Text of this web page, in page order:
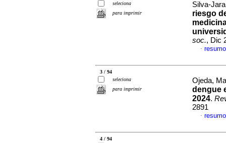
seleciona
para imprimir
Silva-
riesgo
soc., Dic
·
3 / 94
seleciona
para imprimir
Ojeda,
dengue
2024.
2891
·
4 / 94